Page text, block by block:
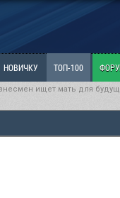
НОВИЧКУ ТОП-100
Наболевшее. Выскажись!
ищет мать для